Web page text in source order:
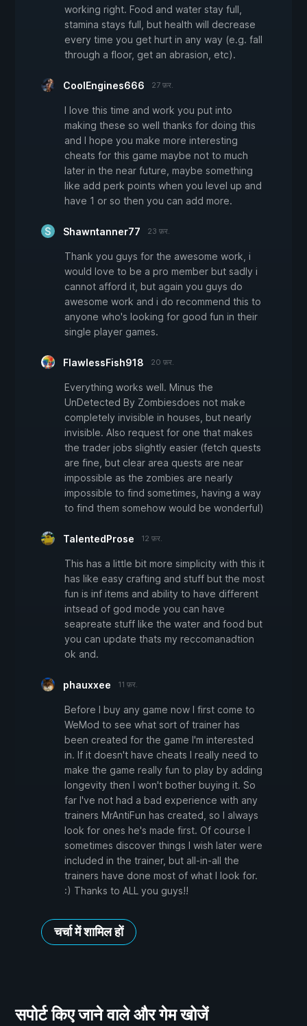
working right. Food and water stay full,
stamina stays full, but health will decrease
every time you get hurt in any way (e.g. fall
through a floor, get an abrasion, etc).
CoolEngines666 27 फ़र.
I love this time and work you put into
making these so well thanks for doing this
and I hope you make more interesting
cheats for this game maybe not to much
later in the near future, maybe something
like add perk points when you level up and
have 1 or so then you can add more.
Shawntanner77 23 फ़र.
Thank you guys for the awesome work, i
would love to be a pro member but sadly i
cannot afford it, but again you guys do
awesome work and i do recommend this to
anyone who's looking for good fun in their
single player games.
FlawlessFish918 20 फ़र.
Everything works well. Minus the
UnDetected By Zombiesdoes not make
completely invisible in houses, but nearly
invisible. Also request for one that makes
the trader jobs slightly easier (fetch quests
are fine, but clear area quests are near
impossible as the zombies are nearly
impossible to find sometimes, having a way
to find them somehow would be wonderful)
TalentedProse 12 फ़र.
This has a little bit more simplicity with this it
has like easy crafting and stuff but the most
fun is inf items and ability to have different
intsead of god mode you can have
seapreate stuff like the water and food but
you can update thats my reccomanadtion
ok and.
phauxxee 11 फ़र.
Before I buy any game now I first come to
WeMod to see what sort of trainer has
been created for the game I'm interested
in. If it doesn't have cheats I really need to
make the game really fun to play by adding
longevity then I won't bother buying it. So
far I've not had a bad experience with any
trainers MrAntiFun has created, so I always
look for ones he's made first. Of course I
sometimes discover things I wish later were
included in the trainer, but all-in-all the
trainers have done most of what I look for.
:) Thanks to ALL you guys!!
चर्चा में शामिल हों
सपोर्ट किए जाने वाले और गेम खोजें